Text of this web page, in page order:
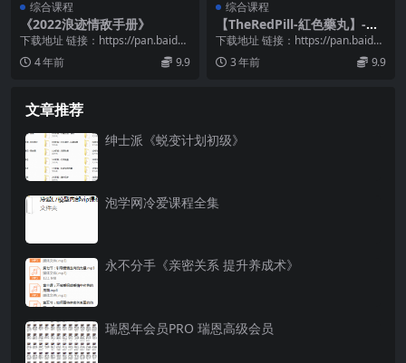
综合课程
《2022浪迹情敌手册》
下载地址 链接：https://pan.baidu.
com/s/1jjtNSE1...
4 年前 9.9
综合课程
【TheRedPill-紅色藥丸】-搭
訕大師TV
下载地址 链接：https://pan.baidu.
com/s/1zfcoPUD...
3 年前 9.9
文章推荐
绅士派《蜕变计划初级》
泡学网冷爱课程全集
永不分手《亲密关系 提升养成术》
瑞恩年会员PRO 瑞恩高级会员